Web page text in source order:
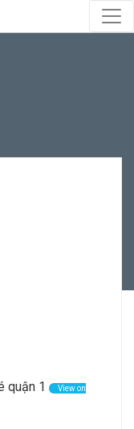
quận 1 View on